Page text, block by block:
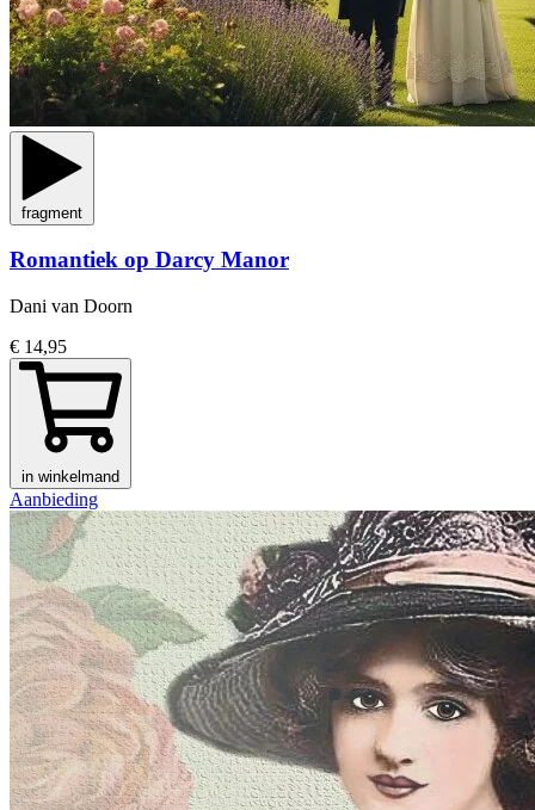
fragment
Romantiek op Darcy Manor
Dani van Doorn
€ 14,95
in winkelmand
Aanbieding